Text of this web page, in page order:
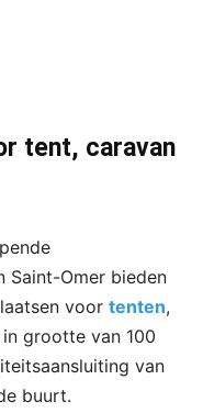
tent, caravan
Saint-Omer bieden
voor tenten,
grootte van 100
van
buurt.